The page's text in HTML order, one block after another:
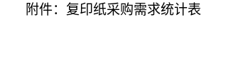
附件：复印纸采购需求统计表